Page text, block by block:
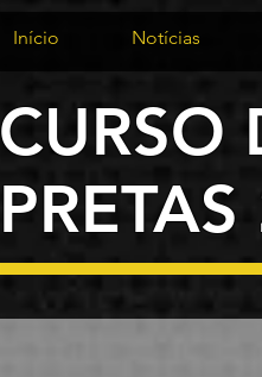
CURSO
Início Notícias